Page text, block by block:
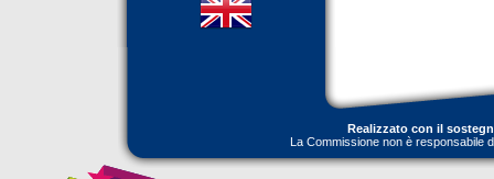
Realizzato con il
La Commissione non è responsabile